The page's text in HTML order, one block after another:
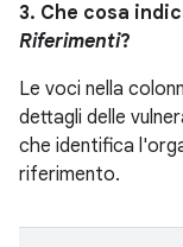
3. Che cosa
Riferimenti?
Le voci nella
dettagli delle
che identifica
riferimento.